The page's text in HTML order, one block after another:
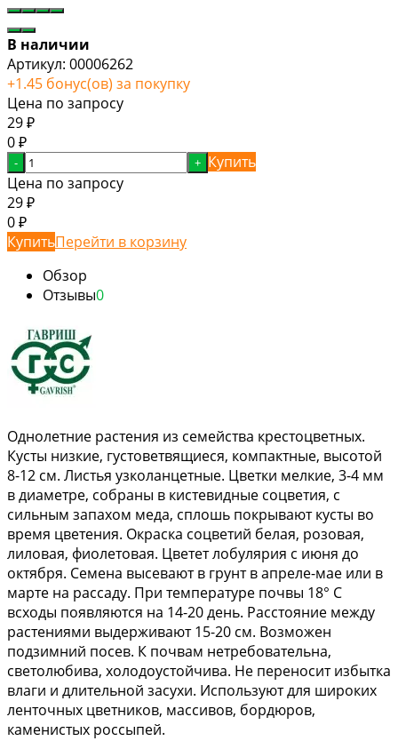
В наличии
Артикул: 00006262
+1.45 бонус(ов) за покупку
Цена по запросу
29 ₽
0 ₽
- + Купить
Цена по запросу
29 ₽
0 ₽
КупитьПерейти в корзину
Обзор
Отзывы0
Однолетние растения из семейства крестоцветных.
Кусты низкие, густоветвящиеся, компактные, высотой
8-12 см. Листья узколанцетные. Цветки мелкие, 3-4 мм
в диаметре, собраны в кистевидные соцветия, с
сильным запахом меда, сплошь покрывают кусты во
время цветения. Окраска соцветий белая, розовая,
лиловая, фиолетовая. Цветет лобулярия с июня до
октября. Семена высевают в грунт в апреле-мае или в
марте на рассаду. При температуре почвы 18° С
всходы появляются на 14-20 день. Расстояние между
растениями выдерживают 15-20 см. Возможен
подзимний посев. К почвам нетребовательна,
светолюбива, холодоустойчива. Не переносит избытка
влаги и длительной засухи. Используют для широких
ленточных цветников, массивов, бордюров,
каменистых россыпей.